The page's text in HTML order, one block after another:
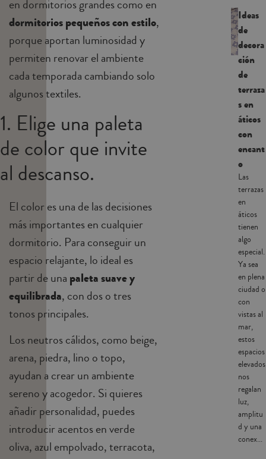
en dormitorios grandes como en
dormitorios pequeños con estilo,
porque aportan luminosidad y
permiten renovar el ambiente
cada temporada cambiando solo
algunos textiles.
1. Elige una paleta
de color que invite
al descanso.
El color es una de las decisiones
más importantes en cualquier
dormitorio. Para conseguir un
espacio relajante, lo ideal es
partir de una paleta suave y
equilibrada, con dos o tres
tonos principales.
Los neutros cálidos, como beige,
arena, piedra, lino o topo,
ayudan a crear un ambiente
sereno y acogedor. Si quieres
añadir personalidad, puedes
introducir acentos en verde
oliva, azul empolvado, terracota,
Ideas
de
decora
ción
de
terraza
s en
áticos
con
encant
o
Las
terrazas
en
áticos
tienen
algo
especial.
Ya sea
en plena
ciudad o
con
vistas al
mar,
estos
espacios
elevados
nos
regalan
luz,
amplitu
d y una
conex...